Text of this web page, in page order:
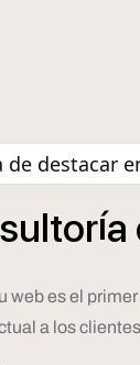
destacar
ía
es el
a los